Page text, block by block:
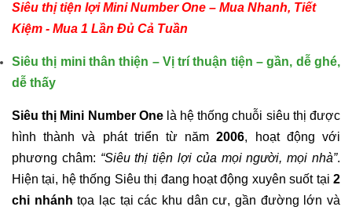
Siêu thị tiện lợi Mini Number One – Mua Nhanh, Tiết
Kiệm - Mua 1 Lần Đủ Cả Tuần
Siêu thị mini thân thiện – Vị trí thuận tiện – gần, dễ ghé,
dễ thấy
Siêu thị Mini Number Onelà hệ thống chuỗi siêu thị được
hình thành và phát triển từ năm2006, hoạt động với
phương châm: “Siêu thị tiện lợi của mọi người, mọi nhà”.
Hiện tại, hệ thống Siêu thị đang hoạt động xuyên suốt tại 2
chi nhánh tọa lạc tại các khu dân cư, gần đường lớn và